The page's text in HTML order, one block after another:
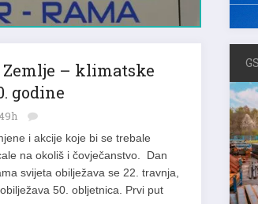
– klimatske
godine
na okoliš i čovječanstvo. Dan
svijeta obilježava se 22. travnja,
50. obljetnica. Prvi put